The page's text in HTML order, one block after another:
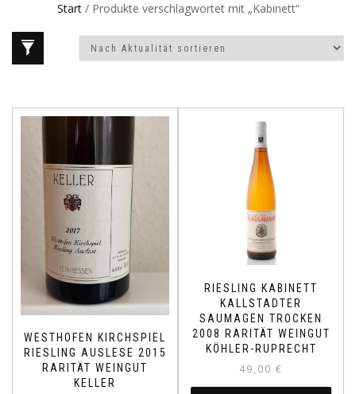
Start/ Produkte verschlagwortet mit „Kabinett“
WESTHOFEN KIRCHSPIEL
RIESLING AUSLESE 2015
RARITÄT WEINGUT
KELLER
RIESLING KABINETT
KALLSTADTER
SAUMAGEN TROCKEN
2008 RARITÄT WEINGUT
KÖHLER-RUPRECHT
49,00 €